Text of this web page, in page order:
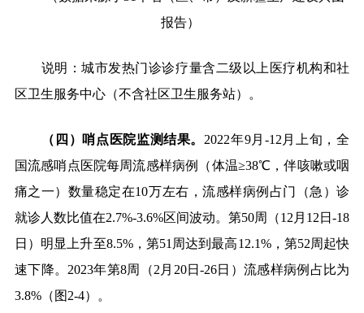
报告）
说明：城市发热门诊诊疗量含二级以上医疗机构和社
区卫生服务中心（不含社区卫生服务站）。
（四）哨点医院监测结果。 2022年9月 -12 月上旬，全
国流感哨点医院每周流感样病例（体温≥38℃，伴咳嗽或咽
痛之一）数量稳定在10万左右，流感样病例占门（急）诊
就诊人数比值在2.7%-3.6%区间波动。第50周（12 月 12 日-18
日）明显上升至8.5%，第51 周达到最高12.1%，第52周起快
速下降。 2023年第8周（2 月 20日-26日）流感样病例占比为
3.8%（图2-4）。